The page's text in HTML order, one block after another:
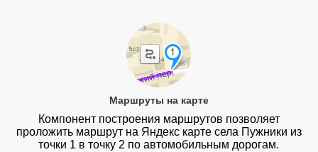
Маршруты на карте
Компонент построения маршрутов позволяет
проложить маршрут на Яндекс карте села Пужники из
точки 1 в точку 2 по автомобильным дорогам.